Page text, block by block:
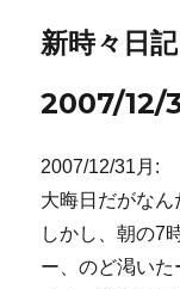
新時々日記
2007/12/
2007/12/31月:
大晦日だがなん
しかし、朝の7
ー、のど渇い